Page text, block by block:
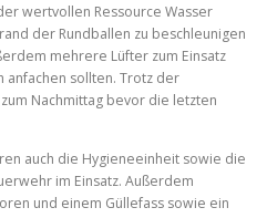
wertvollen Ressource Wasser
der Rundballen zu beschleunigen
mehrere Lüfter zum Einsatz
anfachen sollten. Trotz der
Nachmittag bevor die letzten
auch die Hygieneeinheit sowie die
im Einsatz. Außerdem
und einem Güllefass sowie ein